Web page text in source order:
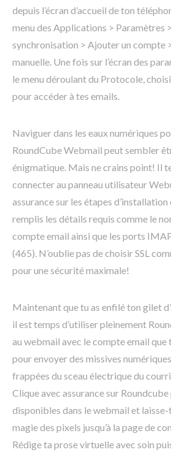
depuis l’écran d’accueil de ton
menu des Applications > Paramètres
synchronisation > Ajouter un compte
manuelle. Une fois sur l’écran des
le menu déroulant du Protocole,
pour accéder à tes emails.
Naviguer dans les eaux numériques
RoundCube Webmail peut sembler
énigmatique. Mais ne crains point! Il
connecter au panneau utilisateur
assurance sur les étapes d’installation
remplis les détails requis comme le
compte email ainsi que les ports
(465). N’oublie pas de choisir SSL
pour une sécurité maximale!
Maintenant que tu as enfilé ton gilet
il est temps d’utiliser pleinement
au webmail avec le compte email
pour envoyer des missives
frappées du sceau électrique du
Clique avec assurance sur
disponibles dans le webmail et
magie des pixels jusqu’à la page de
Rédige ta prose virtuelle avec soin